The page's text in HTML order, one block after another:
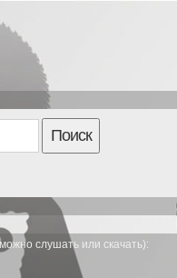
Поиск
слушать или скачать):